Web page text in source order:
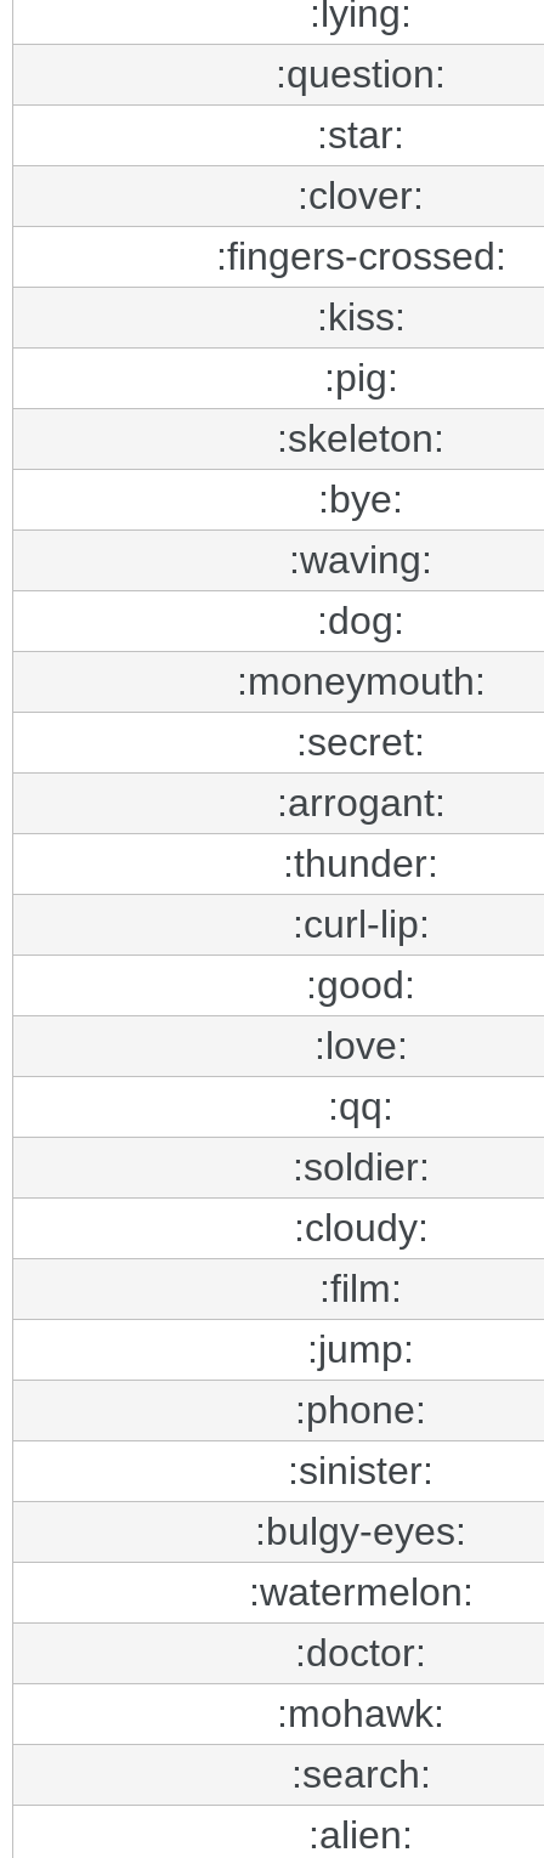
:lying:
:question:
:star:
:clover:
:fingers-crossed:
:kiss:
:pig:
:skeleton:
:bye:
:waving:
:dog:
:moneymouth:
:secret:
:arrogant:
:thunder:
:curl-lip:
:good:
:love:
:qq:
:soldier:
:cloudy:
:film:
:jump:
:phone:
:sinister:
:bulgy-eyes:
:watermelon:
:doctor:
:mohawk:
:search:
:alien: